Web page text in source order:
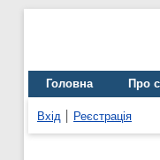
Головна Про
Вхід Реєстрація